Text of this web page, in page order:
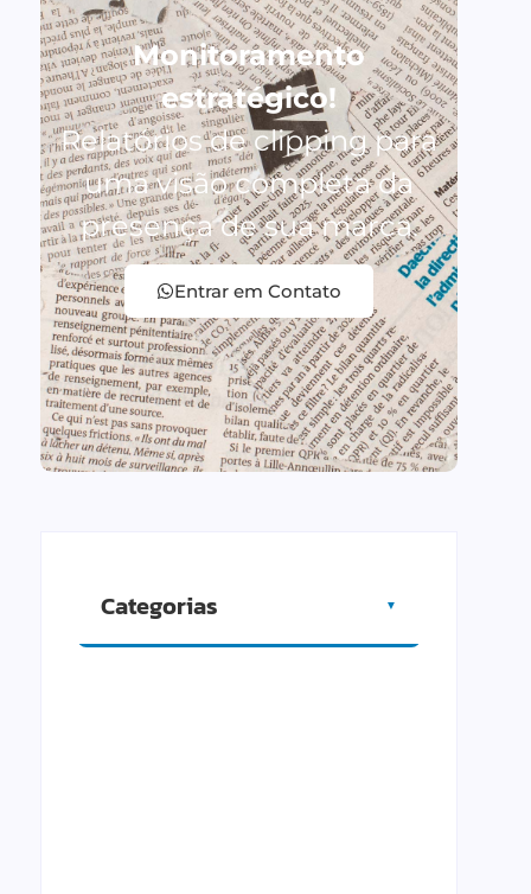
Monitoramento
estratégico!
Relatórios de clipping para
uma visão completa da
presença de sua marca.
Entrar em Contato
Categorias ▼